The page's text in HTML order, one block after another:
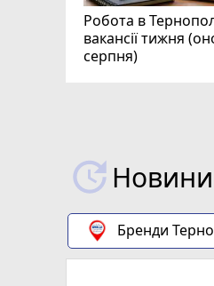
Робота в
вакансії тижня
серпня)
Новини
Бренди